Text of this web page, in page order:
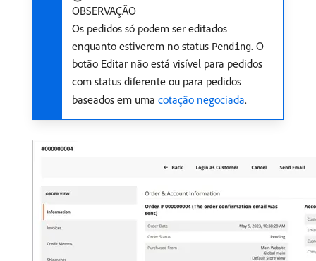
OBSERVAÇÃO
Os pedidos só podem ser editados
enquanto estiverem no status Pending. O
botão Editar não está visível para pedidos
com status diferente ou para pedidos
baseados em uma cotação negociada.